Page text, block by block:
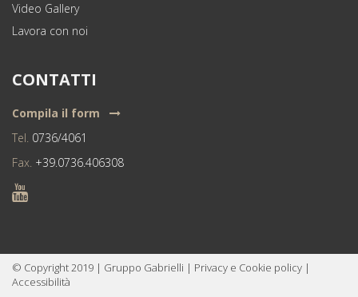
Video Gallery
Lavora con noi
CONTATTI
Compila il form
Tel. 0736/4061
Fax. +39.0736.406308
© Copyright2019 | Gruppo Gabrielli | Privacy e Cookie policy |
Accessibilità